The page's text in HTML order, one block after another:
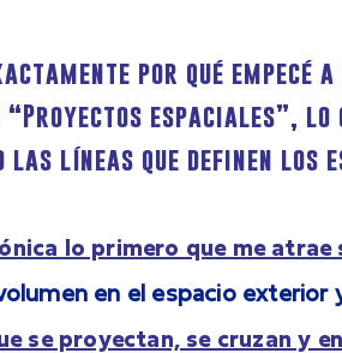
por qué
espaciales”, lo
las líneas que definen los
lo primero que me atrae
en el espacio exterior
se proyectan, se cruzan y